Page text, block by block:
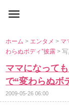
ホーム> エンタメ> マ
わらぬボディ”披露>
ママになって
で“変わらぬボ
2009-05-26 06:00